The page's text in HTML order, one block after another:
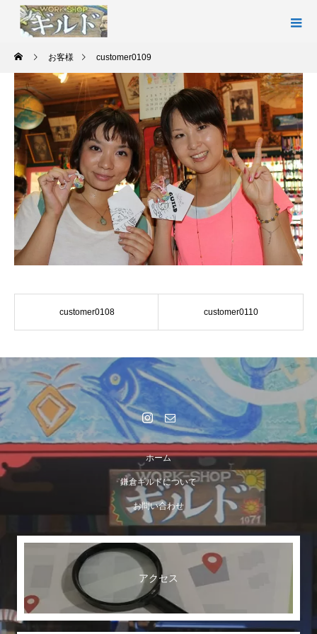
お客様 customer0109
customer0108 customer0110
ホーム
鎌倉ギルドについて
お問い合わせ
アクセス